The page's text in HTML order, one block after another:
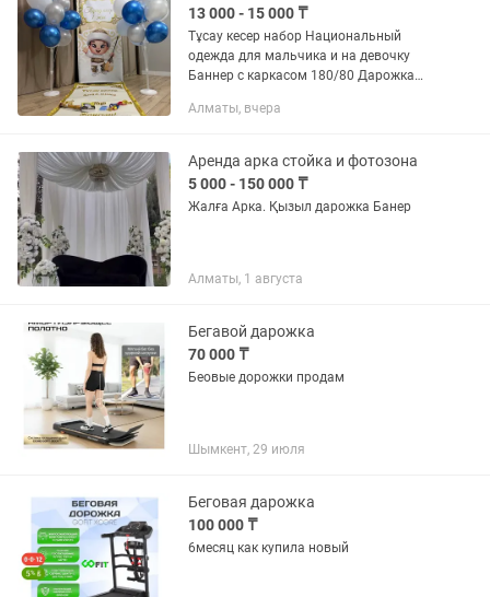
13 000 - 15 000 ₸
Тұсау кесер набор Национальный
одежда для мальчика и на девочку
Баннер с каркасом 180/80 Дарожка
Ала жіп пен пышақ
Алматы, вчера
Аренда арка стойка и фотозона
5 000 - 150 000 ₸
Жалға Арка. Қызыл дарожка Банер
Алматы, 1 августа
Бегавой дарожка
70 000 ₸
Беовые дорожки продам
Шымкент, 29 июля
Беговая дарожка
100 000 ₸
6месяц как купила новый